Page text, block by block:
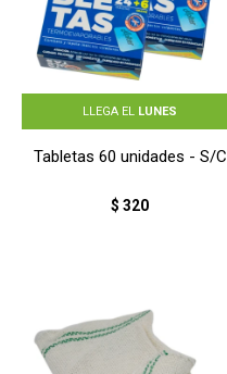
LLEGA EL LUNES
Tabletas 60 unidades - S/C
$ 320